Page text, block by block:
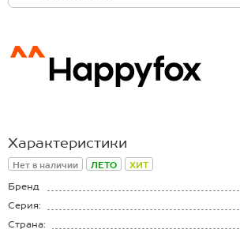
Характеристики
Нет в наличии ЛЕТО ХИТ
Бренд
Серия:
Страна: